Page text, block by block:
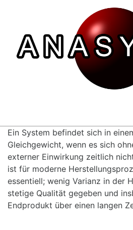
Ein System befindet sich in
Gleichgewicht, wenn es sich
externer Einwirkung zeitlich
ist für moderne
essentiell; wenig Varianz in der
stetige Qualität gegeben und
Endprodukt über einen langen